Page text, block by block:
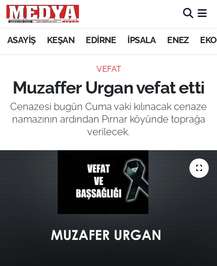
ASAYİŞ KEŞAN EDİRNE İPSALA ENEZ
VEFAT
Muzaffer Urgan vefat etti
Cenazesi bugün Cuma vaki kılınacak cenaze
namazının ardından Pırnar köyünde toprağa
verilecek.
KEŞAN
ASAYİŞ
SİYASET
EKONOMİ
SAĞLIK
EĞİTİM
TARIM VE HAYVANCILIK